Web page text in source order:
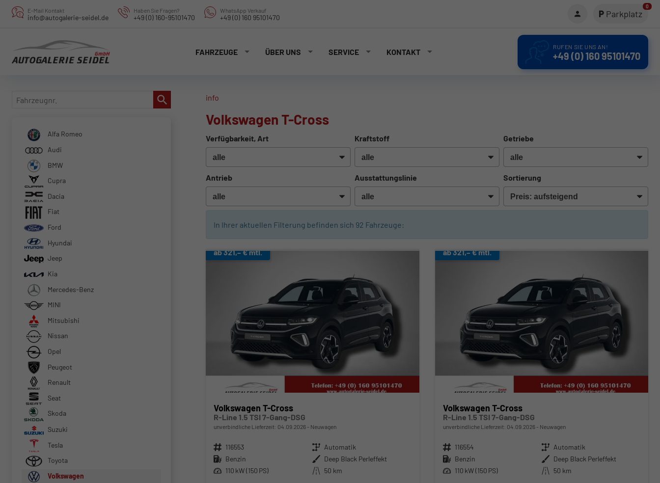
E-Mail Kontakt
info@autogalerie-seidel.de
Haben Sie Fragen?
+49 (0) 160-95101470
WhatsApp Verkauf
+49 (0) 160 95101470 Parkplatz
0
FAHRZEUGE ÜBER UNS SERVICE KONTAKT
RUFEN SIE UNS AN!
+49 (0) 160 95101470
info
Volkswagen T-Cross
Verfügbarkeit, Art Kraftstoff Getriebe
Antrieb Ausstattungslinie Sortierung
In Ihrer aktuellen Filterung befinden sich 92 Fahrzeuge:
ab 321,– € mtl.
Volkswagen T-Cross
R-Line 1.5 TSI 7-Gang-DSG
unverbindliche Lieferzeit: 04.09.2026 Neuwagen
Fahrzeugnr. 116553 Getriebe Automatik
Kraftstoff Benzin Außenfarbe Deep Black Perleffekt
Leistung 110 kW (150 PS) Kilometerstand 50 km
ab 321,– € mtl.
Volkswagen T-Cross
R-Line 1.5 TSI 7-Gang-DSG
unverbindliche Lieferzeit: 04.09.2026 Neuwagen
Fahrzeugnr. 116554 Getriebe Automatik
Kraftstoff Benzin Außenfarbe Deep Black Perleffekt
Leistung 110 kW (150 PS) Kilometerstand 50 km
Fahrzeugnr.
Alfa Romeo
Audi
BMW
Cupra
Dacia
Fiat
Ford
Hyundai
Jeep
Kia
Mercedes-Benz
MINI
Mitsubishi
Nissan
Opel
Peugeot
Renault
Seat
Skoda
Suzuki
Tesla
Toyota
Volkswagen